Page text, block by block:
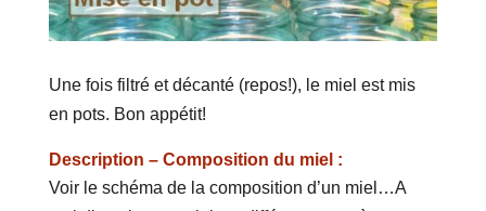
Une fois filtré et décanté (repos!), le miel est mis
en pots. Bon appétit!
Description – Composition du miel :
Voir le schéma de la composition d’un miel…A